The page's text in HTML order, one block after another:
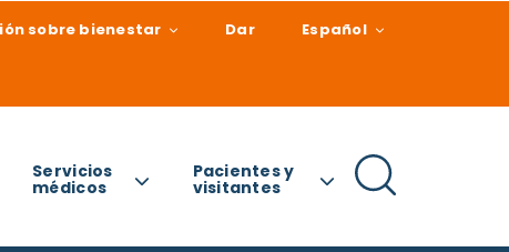
sobre bienestar Dar Español
Servicios
médicos
Pacientes y
visitantes